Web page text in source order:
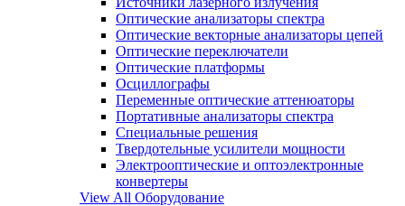
Оптические анализаторы спектра
Оптические векторные анализаторы цепей
Оптические переключатели
Оптические платформы
Осциллографы
Переменные оптические аттенюаторы
Портативные анализаторы спектра
Специальные решения
Твердотельные усилители мощности
Электрооптические и оптоэлектронные
конвертеры
View All Оборудование